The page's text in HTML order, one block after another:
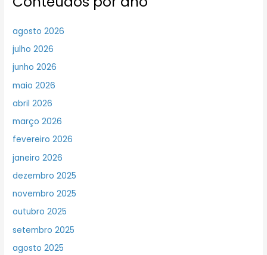
agosto 2026
julho 2026
junho 2026
maio 2026
abril 2026
março 2026
fevereiro 2026
janeiro 2026
dezembro 2025
novembro 2025
outubro 2025
setembro 2025
agosto 2025